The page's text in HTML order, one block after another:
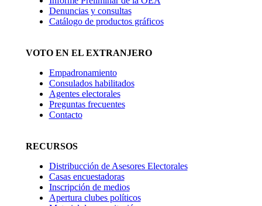
Denuncias y consultas
Catálogo de productos gráficos
VOTO EN EL EXTRANJERO
Empadronamiento
Consulados habilitados
Agentes electorales
Preguntas frecuentes
Contacto
RECURSOS
Distribucción de Asesores Electorales
Casas encuestadoras
Inscripción de medios
Apertura clubes políticos